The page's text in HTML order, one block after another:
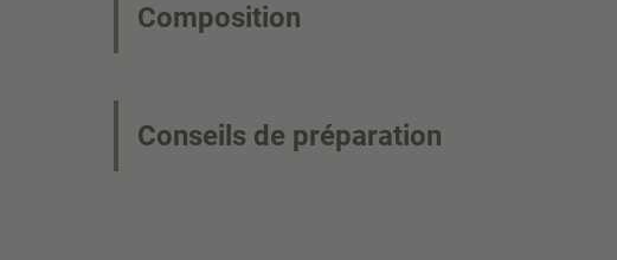
Composition
Conseils de préparation